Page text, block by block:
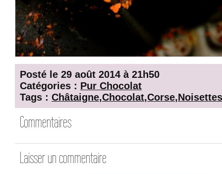
Posté le 29 août 2014 à 21h50
Catégories : Pur Chocolat
Tags : Châtaigne,Chocolat,Corse,Noisettes
Commentaires
Laisser un commentaire